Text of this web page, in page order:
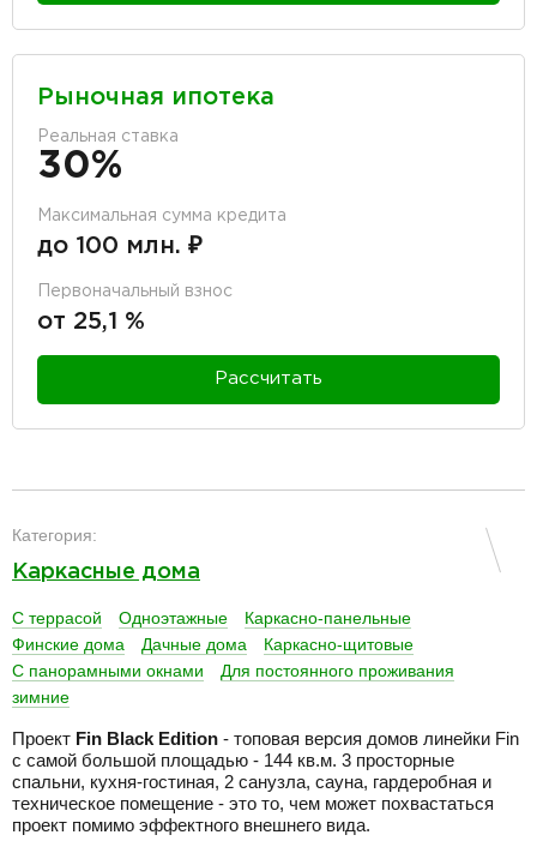
Рыночная ипотека
Реальная ставка
30%
Максимальная сумма кредита
до 100 млн. ₽
Первоначальный взнос
от 25,1 %
Рассчитать
Категория:
Каркасные дома
С террасой Одноэтажные
Каркасно-панельные
Финские дома
Дачные дома
Каркасно-щитовые
С панорамными окнами
Для постоянного проживания
зимние
Проект Fin Black Edition - топовая версия домов линейки Fin
с самой большой площадью - 144 кв.м. 3 просторные
спальни, кухня-гостиная, 2 санузла, сауна, гардеробная и
техническое помещение - это то, чем может похвастаться
проект помимо эффектного внешнего вида.